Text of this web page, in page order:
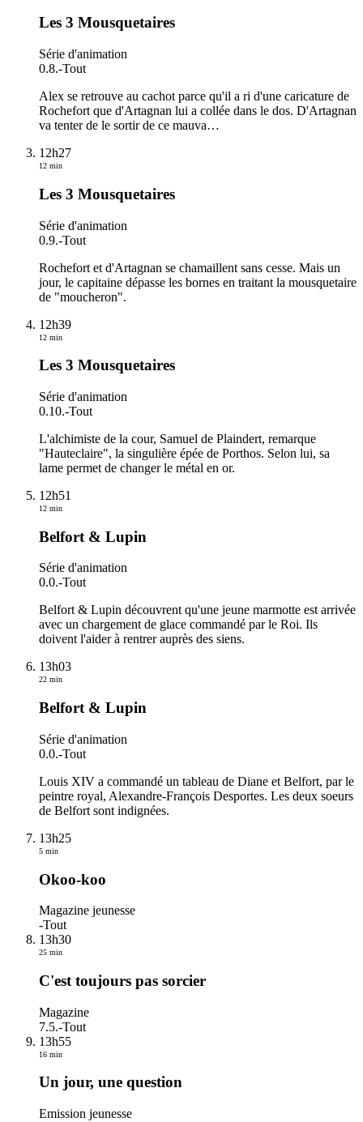
Les 3 Mousquetaires
Série d'animation
0.8.-Tout
Alex se retrouve au cachot parce qu'il a ri d'une caricature de
Rochefort que d'Artagnan lui a collée dans le dos. D'Artagnan
va tenter de le sortir de ce mauva…
12h27
12 min
Les 3 Mousquetaires
Série d'animation
0.9.-Tout
Rochefort et d'Artagnan se chamaillent sans cesse. Mais un
jour, le capitaine dépasse les bornes en traitant la mousquetaire
de "moucheron".
12h39
12 min
Les 3 Mousquetaires
Série d'animation
0.10.-Tout
L'alchimiste de la cour, Samuel de Plaindert, remarque
"Hauteclaire", la singulière épée de Porthos. Selon lui, sa
lame permet de changer le métal en or.
12h51
12 min
Belfort & Lupin
Série d'animation
0.0.-Tout
Belfort & Lupin découvrent qu'une jeune marmotte est arrivée
avec un chargement de glace commandé par le Roi. Ils
doivent l'aider à rentrer auprès des siens.
13h03
22 min
Belfort & Lupin
Série d'animation
0.0.-Tout
Louis XIV a commandé un tableau de Diane et Belfort, par le
peintre royal, Alexandre-François Desportes. Les deux soeurs
de Belfort sont indignées.
13h25
5 min
Okoo-koo
Magazine jeunesse
-Tout
13h30
25 min
C'est toujours pas sorcier
Magazine
7.5.-Tout
13h55
16 min
Un jour, une question
Emission jeunesse